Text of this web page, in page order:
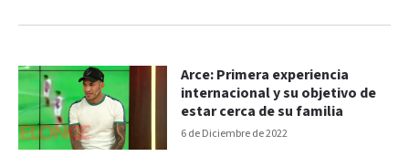
6 de Diciembre de 2022
Arce: Primera experiencia
internacional y su objetivo de
estar cerca de su familia